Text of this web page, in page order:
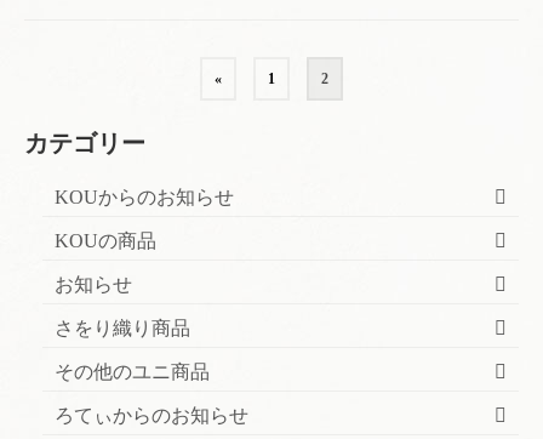
稿
の
ペ
ー
ジ
送
り
« 1 2
カテゴリー
KOUからのお知らせ
KOUの商品
お知らせ
さをり織り商品
その他のユニ商品
ろてぃからのお知らせ